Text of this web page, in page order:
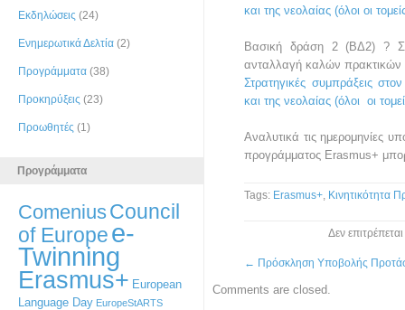
Εκδηλώσεις (24)
Ενημερωτικά Δελτία (2)
Προγράμματα (38)
Προκηρύξεις (23)
Προωθητές (1)
Προγράμματα
ComeniusCouncil
of Europee-
Twinning
Erasmus+ European
Language Day EuropeStARTS
και της νεολαίας (όλοι οι
Βασική δράση 2 (ΒΔ2) ?
ανταλλαγή καλών πρακτικών
Στρατηγικές συμπράξεις
και της νεολαίας (όλοι οι
Αναλυτικά τις ημερομηνίες
προγράμματος Erasmus+
Tags: Erasmus+, Κινητικότητα
Δεν
← Πρόσκληση Υποβολής
Comments are closed.